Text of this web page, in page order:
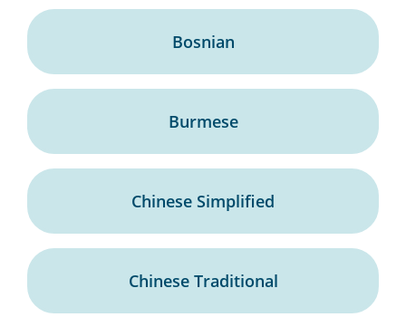
Bosnian
Burmese
Chinese Simplified
Chinese Traditional